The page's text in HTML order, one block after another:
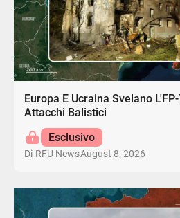
Europa E Ucraina Svelano
Attacchi Balistici
Esclusivo
Di RFU NewsAugust 8, 2026